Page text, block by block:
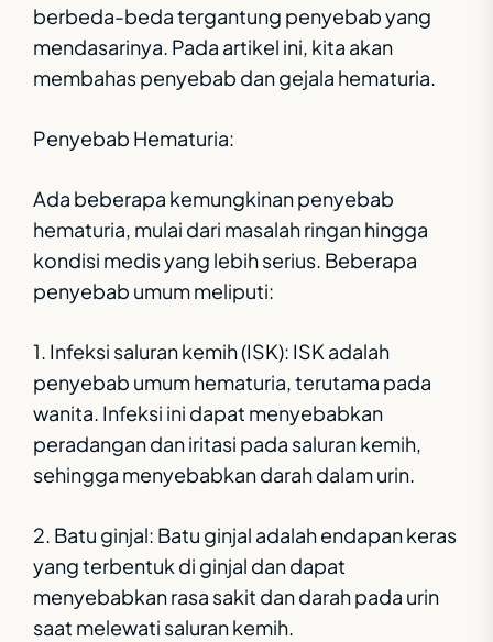
berbeda-beda tergantung penyebab yang
mendasarinya. Pada artikel ini, kita akan
membahas penyebab dan gejala hematuria.
Penyebab Hematuria:
Ada beberapa kemungkinan penyebab
hematuria, mulai dari masalah ringan hingga
kondisi medis yang lebih serius. Beberapa
penyebab umum meliputi:
1. Infeksi saluran kemih (ISK): ISK adalah
penyebab umum hematuria, terutama pada
wanita. Infeksi ini dapat menyebabkan
peradangan dan iritasi pada saluran kemih,
sehingga menyebabkan darah dalam urin.
2. Batu ginjal: Batu ginjal adalah endapan keras
yang terbentuk di ginjal dan dapat
menyebabkan rasa sakit dan darah pada urin
saat melewati saluran kemih.